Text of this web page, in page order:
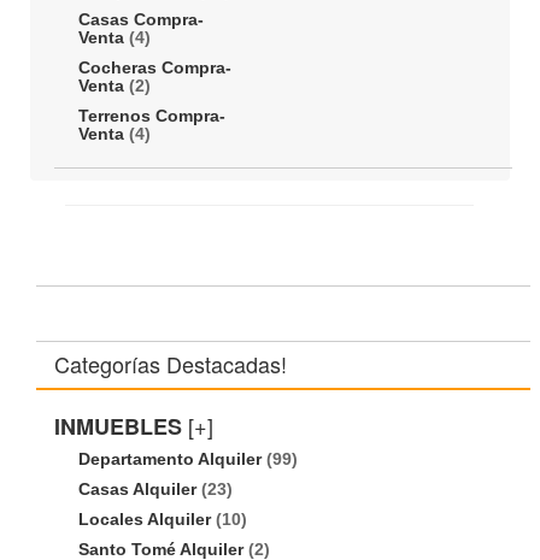
Casas Compra-
Venta (4)
Cocheras Compra-
Venta (2)
Terrenos Compra-
Venta (4)
Categorías Destacadas!
INMUEBLES [+]
Departamento Alquiler(99)
Casas Alquiler(23)
Locales Alquiler(10)
Santo Tomé Alquiler(2)